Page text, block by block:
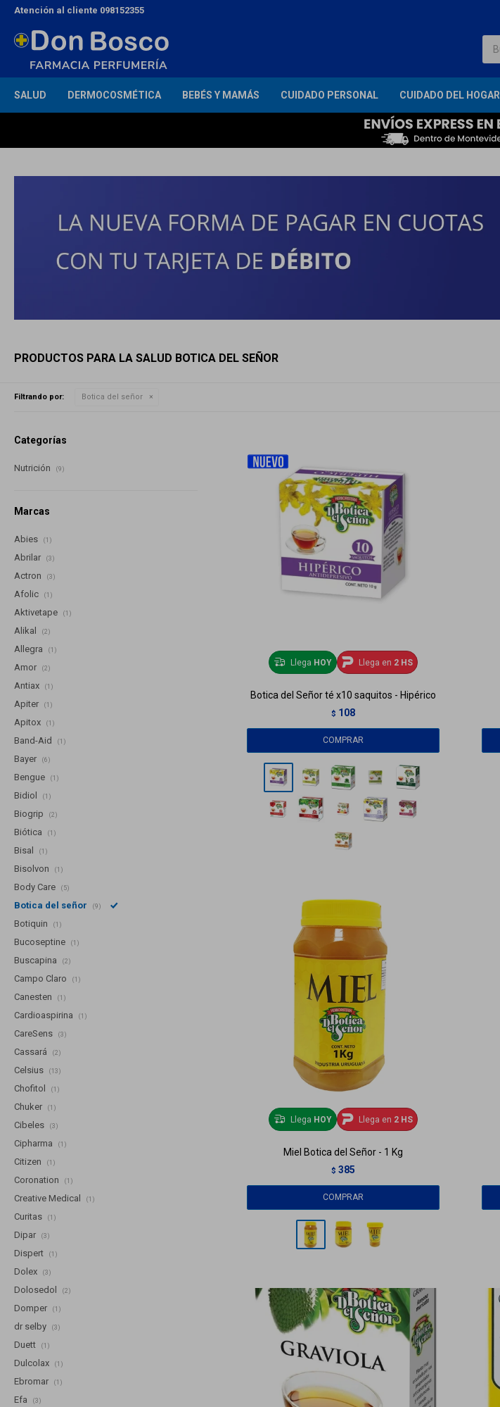
SALUD DERMOCOSMÉTICA BEBÉS Y MAMÁS CUIDADO PERSONAL CUIDADO DEL HOGAR
Atención al cliente 098152355
PRODUCTOS PARA LA SALUD BOTICA DEL SEÑOR
Filtrando por: Botica del señor
Llega HOY Llega en 2 HS
Botica del Señor té x10 saquitos - Hipérico
$ 108
Llega HOY Llega en 2 HS
Miel Botica del Señor - 1 Kg
$ 385
Categorías
Nutrición (9)
Marcas
Abies (1)
Abrilar (3)
Actron (3)
Afolic (1)
Aktivetape (1)
Alikal (2)
Allegra (1)
Amor (2)
Antiax (1)
Apiter (1)
Apitox (1)
Band-Aid (1)
Bayer (6)
Bengue (1)
Bidiol (1)
Biogrip (2)
Biótica (1)
Bisal (1)
Bisolvon (1)
Body Care (5)
Botica del señor (9)
Botiquin (1)
Bucoseptine (1)
Buscapina (2)
Campo Claro (1)
Canesten (1)
Cardioaspirina (1)
CareSens (3)
Cassará (2)
Celsius (13)
Chofitol (1)
Chuker (1)
Cibeles (3)
Cipharma (1)
Citizen (1)
Coronation (1)
Creative Medical (1)
Curitas (1)
Dipar (3)
Dispert (1)
Dolex (3)
Dolosedol (2)
Domper (1)
dr selby (3)
Duett (1)
Dulcolax (1)
Ebromar (1)
Efa (3)